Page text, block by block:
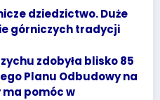
dziedzictwo. Duże
górniczych tradycji
zdobyła blisko 85
Planu Odbudowy na
pomóc w